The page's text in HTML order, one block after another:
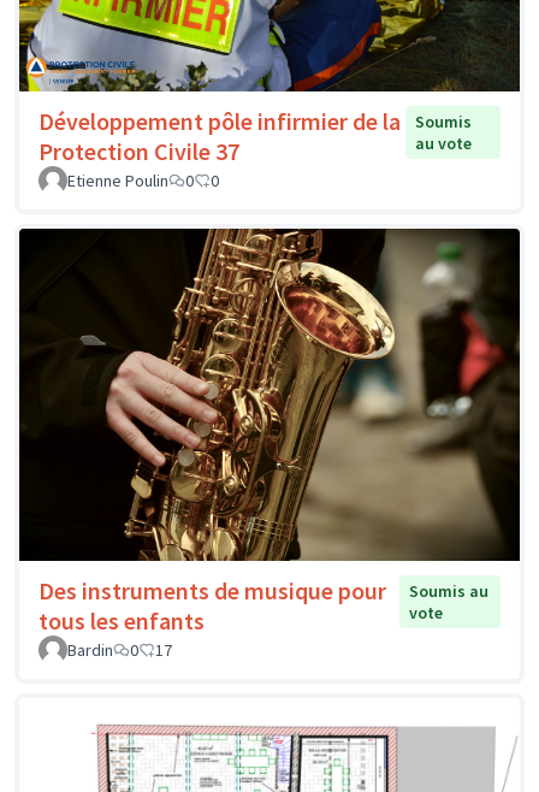
Développement pôle infirmier de la
Protection Civile 37
Soumis
au vote
Etienne Poulin
0 0
Des instruments de musique pour
tous les enfants
Soumis au
vote
Bardin
0 17